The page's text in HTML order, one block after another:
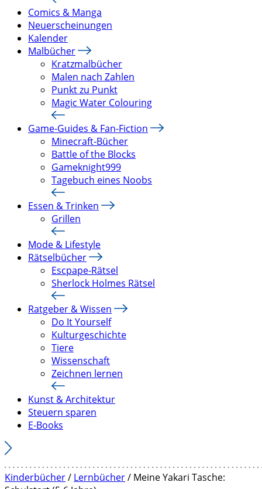
Comics & Manga
Neuerscheinungen
Kalender
Malbücher
Kratzmalbücher
Malen nach Zahlen
Punkt zu Punkt
Magic Water Colouring
Game-Guides & Fan-Fiction
Minecraft-Bücher
Battle of the Blocks
Gameknight999
Tagebuch eines Noobs
Essen & Trinken
Grillen
Mode & Lifestyle
Rätselbücher
Escpape-Rätsel
Sherlock Holmes Rätsel
Ratgeber & Wissen
Do It Yourself
Kulturgeschichte
Tiere
Wissenschaft
Zeichnen lernen
Kunst & Architektur
Steuern sparen
E-Books
Kinderbücher/ Lernbücher/ Meine Yakari Tasche: